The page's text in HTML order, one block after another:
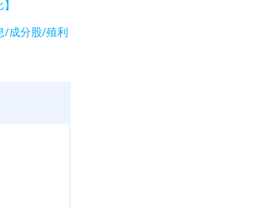
/成分股/殖利